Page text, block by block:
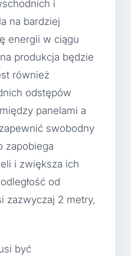
i
na bardziej
energii w ciągu
produkcja będzie
również
odstępów
panelami a
swobodny
zapobiega
i zwiększa ich
od
zazwyczaj 2 metry,
być